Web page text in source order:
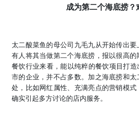
成为第二个海底捞？
太二酸菜鱼的母公司九毛九从开始传出
有人将其当做第二个海底捞，报以很高
餐饮行业来看，能以纯粹的餐饮项目打
市的企业，并不占多数。加之海底捞和太
处，比如网红属性、充满亮点的营销模
确实引起多方讨论的店内服务。